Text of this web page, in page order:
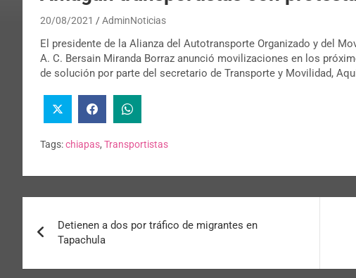
20/08/2021 AdminNoticias
El presidente de la Alianza del Autotransporte Organizado y del
A. C. Bersain Miranda Borraz anunció movilizaciones en los
de solución por parte del secretario de Transporte y Movilidad,
Tags:chiapas, Transportistas
Detienen a dos por tráfico de migrantes en
Tapachula